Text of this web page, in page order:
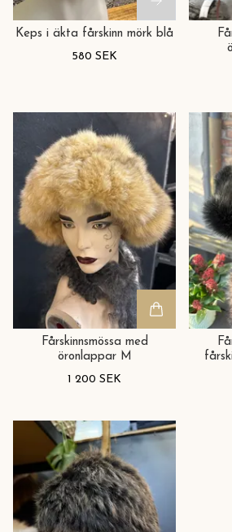
Keps i äkta fårskinn mörk blå
580 SEK
Fårskinnsmössa med
öronlappar M
1 200 SEK